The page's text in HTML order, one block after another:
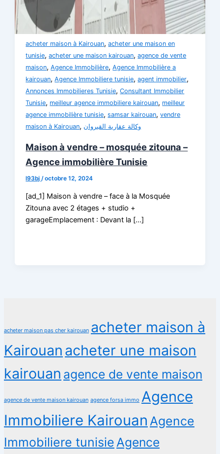
acheter maison à Kairouan,acheter une maison en
tunisie,acheter une maison kairouan,agence de vente
maison,Agence Immobilière,Agence Immobilière a
kairouan,Agence Immobiliere tunisie,agent immobilier,
Annonces Immobilieres Tunisie,Consultant Immobilier
Tunisie, meilleur agence immobiliere kairouan, meilleur
agence immobilière tunisie,samsar kairouan,vendre
maison à Kairouan, وكالة عقارية القيروان
Maison à vendre – mosquée zitouna –
Agence immobilière Tunisie
l93bj/octobre 12, 2024
[ad_1] Maison à vendre – face à la Mosquée
Zitouna avec 2 étages + studio +
garageEmplacement : Devant la […]
acheter maison pas cher kairouan acheter maison à
Kairouan acheter une maison
kairouan agence de vente maison
agence de vente maison kairouan agence forsa immo Agence
Immobiliere Kairouan Agence
Immobiliere tunisie Agence